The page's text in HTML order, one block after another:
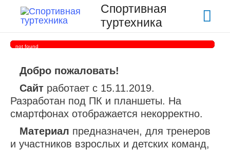
Спортивная
туртехника
not found
Добро пожаловать!
Сайт работает с 15.11.2019.
Разработан под ПК и планшеты. На
смартфонах отображается некорректно.
Материал предназначен, для тренеров
и участников взрослых и детских команд,